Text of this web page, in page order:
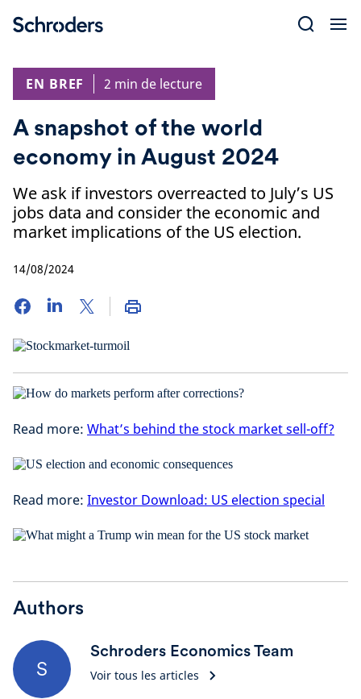
EN BREF
2 min de lecture
A snapshot of the world
economy in August 2024
We ask if investors overreacted to July’s US
jobs data and consider the economic and
market implications of the US election.
14/08/2024
Read more: What’s behind the stock market sell-off?
Read more: Investor Download: US election special
Authors
S
Schroders Economics Team
Voir tous les articles